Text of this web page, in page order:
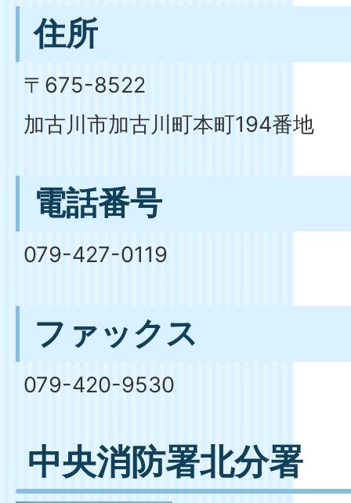
住所
〒675-8522
加古川市加古川町本町194番地
電話番号
079-427-0119
ファックス
079-420-9530
中央消防署北分署